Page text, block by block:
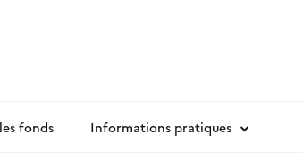
fonds Informations pratiques